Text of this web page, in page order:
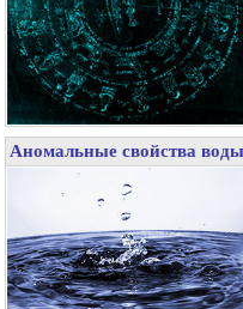
Аномальные свойства воды